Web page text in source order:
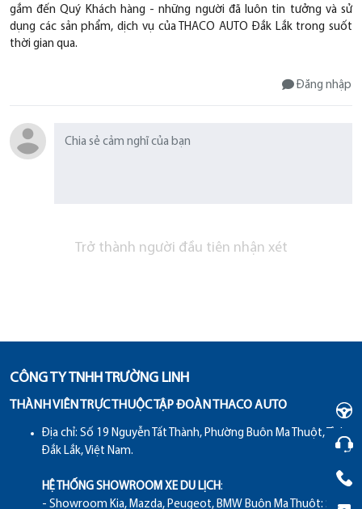
gắm đến Quý Khách hàng - những người đã luôn tin tưởng và sử
dụng các sản phẩm, dịch vụ của THACO AUTO Đắk Lắk trong suốt
thời gian qua.
Đăng nhập
Trở thành người đầu tiên nhận xét
CÔNG TY TNHH TRƯỜNG LINH
THÀNH VIÊN TRỰC THUỘC TẬP ĐOÀN THACO AUTO
Địa chỉ: Số 19 Nguyễn Tất Thành, Phường Buôn Ma Thuột, Tỉnh
Đắk Lắk, Việt Nam.
HỆ THỐNG SHOWROOM XE DU LỊCH:
- Showroom Kia, Mazda, Peugeot, BMW Buôn Ma Thuột: Số